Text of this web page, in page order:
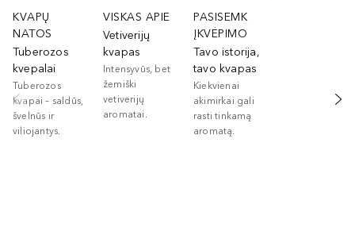
KVAPŲ
NATOS
Tuberozos
kvepalai
Tuberozos
kvapai – saldūs,
švelnūs ir
viliojantys.
VISKAS APIE
Vetiverijų
kvapas
Intensyvūs, bet
žemiški
vetiverijų
aromatai.
PASISEMK
ĮKVĖPIMO
Tavo istorija,
tavo kvapas
Kiekvienai
akimirkai gali
rasti tinkamą
aromatą.